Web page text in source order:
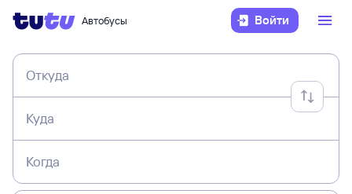
Автобусы Войти
Откуда
Куда
Когда